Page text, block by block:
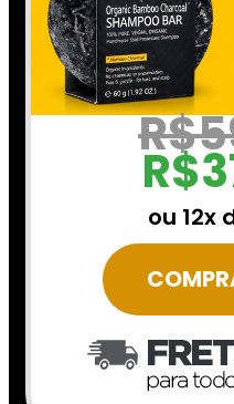
ou 12x